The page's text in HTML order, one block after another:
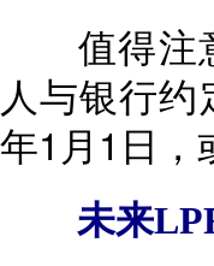
值得注意
人与银行
年1月1日，
未来